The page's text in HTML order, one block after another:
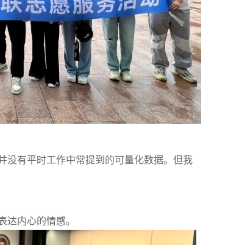
没有平时工作中常提到的可量化数据。但我
达内心的情感。